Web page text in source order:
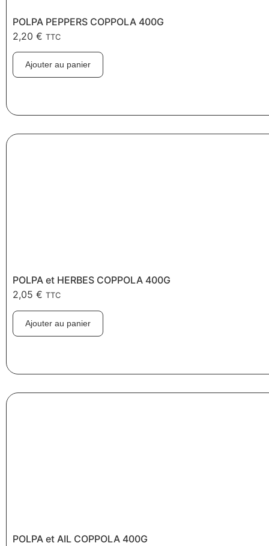
POLPA PEPPERS COPPOLA 400G
2,20 € TTC
Ajouter au panier
POLPA et HERBES COPPOLA 400G
2,05 € TTC
Ajouter au panier
POLPA et AIL COPPOLA 400G